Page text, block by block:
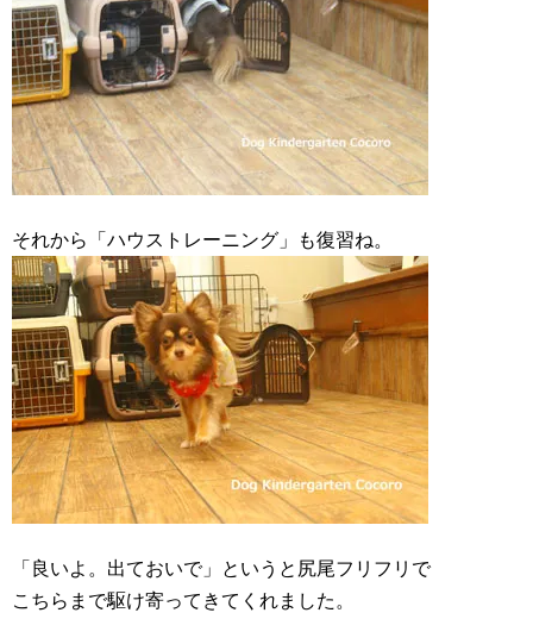
それから「ハウストレーニング」も復習ね。
「良いよ。出ておいで」というと尻尾フリフリで
こちらまで駆け寄ってきてくれました。